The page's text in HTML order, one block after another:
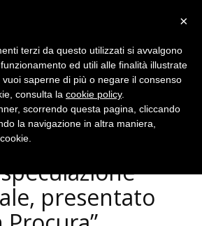
Bartoli accusa:
presentato
×
terzi da questo utilizzati si avvalgono
ed utili alle finalità illustrate
vuoi saperne di più o negare il consenso
consulta la cookie policy.
scorrendo questa pagina, cliccando
la navigazione in altra maniera,